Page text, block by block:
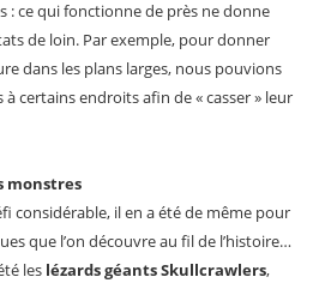
: ce qui fonctionne de près ne donne
de loin. Par exemple, pour donner
dans les plans larges, nous pouvions
certains endroits afin de « casser » leur
monstres
considérable, il en a été de même pour
que l’on découvre au fil de l’histoire…
les lézards géants Skullcrawlers,